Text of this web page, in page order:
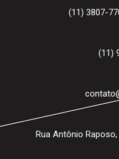
(11) 3807-
(11)
Rua Antônio